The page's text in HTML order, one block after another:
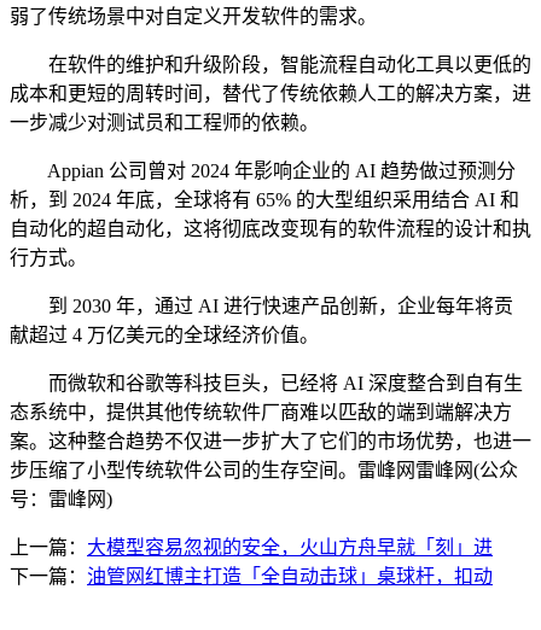
弱了传统场景中对自定义开发软件的需求。
在软件的维护和升级阶段，智能流程自动化工具以更低的
成本和更短的周转时间，替代了传统依赖人工的解决方案，进
一步减少对测试员和工程师的依赖。
Appian 公司曾对 2024 年影响企业的 AI 趋势做过预测分
析，到 2024 年底，全球将有 65% 的大型组织采用结合 AI 和
自动化的超自动化，这将彻底改变现有的软件流程的设计和执
行方式。
到 2030 年，通过 AI 进行快速产品创新，企业每年将贡
献超过 4 万亿美元的全球经济价值。
而微软和谷歌等科技巨头，已经将 AI 深度整合到自有生
态系统中，提供其他传统软件厂商难以匹敌的端到端解决方
案。这种整合趋势不仅进一步扩大了它们的市场优势，也进一
步压缩了小型传统软件公司的生存空间。雷峰网雷峰网(公众
号：雷峰网)
上一篇： 大模型容易忽视的安全，火山方舟早就「刻」进
下一篇： 油管网红博主打造「全自动击球」桌球杆，扣动